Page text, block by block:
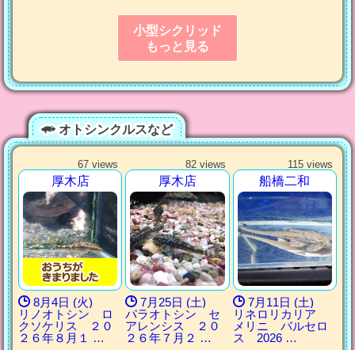
小型シクリッド
もっと見る
オトシンクルスなど
67 views
厚木店
8月4日 (火)
リノオトシン ロ
クソケリス ２０
２６年８月１ …
82 views
厚木店
7月25日 (土)
パラオトシン セ
アレンシス ２０
２６年７月２ …
115 views
船橋二和
7月11日 (土)
リネロリカリア
メリニ バルセロ
ス 2026 …